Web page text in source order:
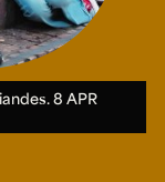
8 APR